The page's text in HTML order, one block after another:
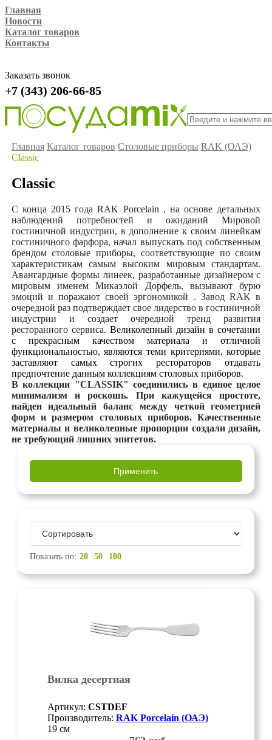
Главная
Новости
Каталог товаров
Контакты
Заказать звонок
+7 (343) 206-66-85
Главная Каталог товаров Столовые приборы RAK (ОАЭ)
Classic
Classic
С конца 2015 года RAK Porcelain , на основе детальных
наблюдений потребностей и ожиданий Мировой
гостиничной индустрии, в дополнение к своим линейкам
гостиничного фарфора, начал выпускать под собственным
брендом столовые приборы, соответствующие по своим
характеристикам самым высоким мировым стандартам.
Авангардные формы линеек, разработанные дизайнером с
мировым именем Микаэлой Дорфель, вызывают бурю
эмоций и поражают своей эргономикой . ЗаводRAK в
очередной раз подтверждает свое лидерство в гостиничной
индустрии и создает очередной тренд развития
ресторанного сервиса. Великолепный дизайн в сочетании
с прекрасным качеством материала и отличной
функциональностью, являются теми критериями, которые
заставляют самых строгих рестораторов отдавать
предпочтение данным коллекциям столовых приборов.
В коллекции "CLASSIK" соединились в единое целое
минимализм и роскошь. При кажущейся простоте,
найден идеальный баланс между четкой геометрией
форм и размером столовых приборов. Качественные
материалы и великолепные пропорции создали дизайн,
не требующий лишних эпитетов.
Показать по: 20 50 100
Вилка десертная
Артикул: CSTDEF
Производитель: RAK Porcelain (ОАЭ)
19 см